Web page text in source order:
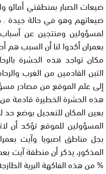
ضيعات الصبار بمنطقتي أمالو
ضيعاتهم وهو في حالة جيدة .
لمسؤولين ومنتجين عن
بعمران أكدوا لنا أن السبب
مكان تواجد هذه الحشرة
التبن القادمين من الغرب
إلى علم الموقع من مصادر
بعين المكان للتعجيل بوضع حد
المسؤولين للموقع تؤكد أن
بجل مناطق اصبويا وآيت
% من هذه الفاكهة البرية